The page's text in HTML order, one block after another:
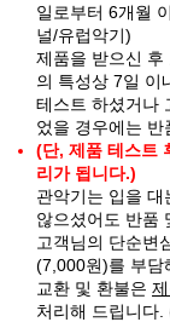
일로부터 6개월
널/유럽악기)
제품을 받으신 후
의 특성상 7일 이
테스트 하셨거나
었을 경우에는 반
(단, 제품 테스트
리가 됩니다.)
관악기는 입을
않으셨어도 반품
고객님의 단순변
(7,000원)를 부담
교환 및 환불은
처리해 드립니다